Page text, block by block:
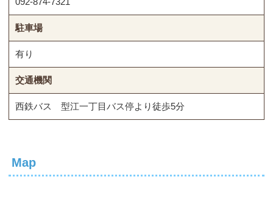
駐車場
有り
交通機関
西鉄バス 型江一丁目バス停より徒歩5分
Map